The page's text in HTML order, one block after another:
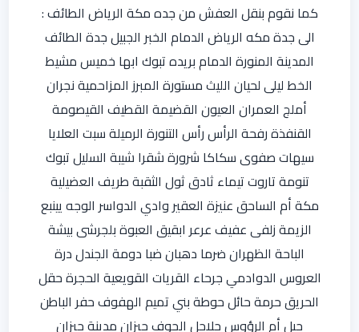
كما نقوم بنقل العفش من جده مكة الرياض الطائف :
الى جدة مكه الرياض الدمام الخبر الجبيل جدة الطائف
المدينة المنورة الدمام بريده تبوك ابها خميس مشيط
الخط ليلى لحيان الليث مستورة المبرز المزاحمية نجران
أملج العمران العيون القضيمة القطيف القيصومة
القنفذة رفحة الرأس رأس التنورة الرميلة سبت العلايا
سيهات صفوى سكاكا شرورة شقرا شيبة السليل تبوك
تنومة تاروت تيماء ثادق ثول الثقبة طريف العضيلية
مكة أم الساحق عنيزة العقير وادي الدواسر الوجه يينبع
الزيمة زلفى عفيف عرعر ابقيق العبوة بلجرشى بيشة
الباحة الظهران ضرما دهبان ضبا دومة الجندل درة
العروس الدوادمي جرحاء القريات القويعية الحجرة حقل
الحريق حرمة حائل حوطة بني تميم الهفوف حفر الباطن
جبل أم الرؤوس جلاجل الجوف جيزان مدينة جيزان